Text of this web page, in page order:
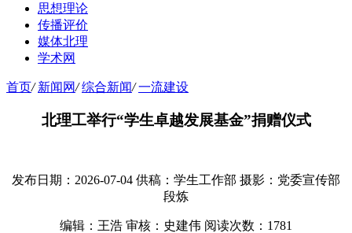
思想理论
传播评价
媒体北理
学术网
首页/ 新闻网/ 综合新闻/ 一流建设
北理工举行“学生卓越发展基金”捐赠仪式
发布日期：2026-07-04 供稿：学生工作部 摄影：党委宣传部
段炼
编辑：王浩 审核：史建伟 阅读次数： 1781